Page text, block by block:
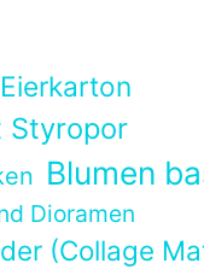
Styropor
Blumen
Dioramen
(Collage